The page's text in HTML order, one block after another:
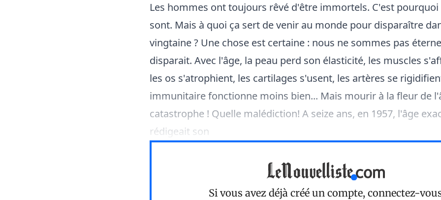
Les hommes ont toujours rêvé d'être immortels. C'est
sont. Mais à quoi ça sert de venir au monde pour disparaître
vingtaine ? Une chose est certaine : nous ne sommes pas
disparait. Avec l'âge, la peau perd son élasticité, les muscles
les os s'atrophient, les cartilages s'usent, les artères se
immunitaire fonctionne moins bien... Mais mourir à la fleur de
catastrophe ! Quelle malédiction! A seize ans, en 1957, l'âge
rédigeait son
Si vous avez déjà créé un compte, connectez-